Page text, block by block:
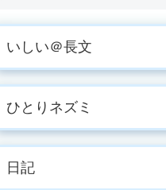
いしい＠長文
ひとりネズミ
日記